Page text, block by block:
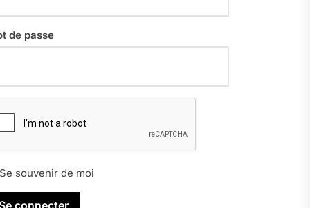
de passe
Se souvenir de moi